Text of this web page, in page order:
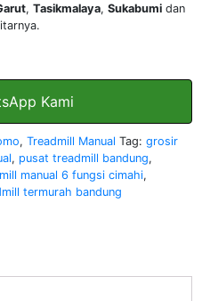
, Tasikmalaya, Sukabumidan
Kami
, Treadmill Manual Tag: grosir
, pusat treadmill bandung,
manual 6 fungsi cimahi,
termurah bandung